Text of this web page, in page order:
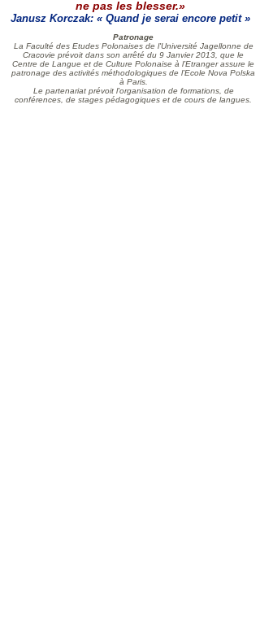
ne pas les blesser.»
Janusz Korczak: « Quand je serai encore petit »
Patronage
La Faculté des Etudes Polonaises de l'Université Jagellonne de
Cracovie prévoit dans son arrêté du 9 Janvier 2013, que le
Centre de Langue et de Culture Polonaise à l’Etranger assure le
patronage des activités méthodologiques de l’Ecole Nova Polska
à Paris.
Le partenariat prévoit l'organisation de formations, de
conférences, de stages pédagogiques et de cours de langues.